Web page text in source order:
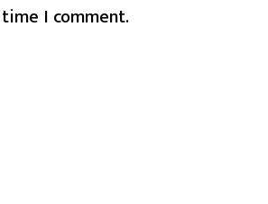
I comment.